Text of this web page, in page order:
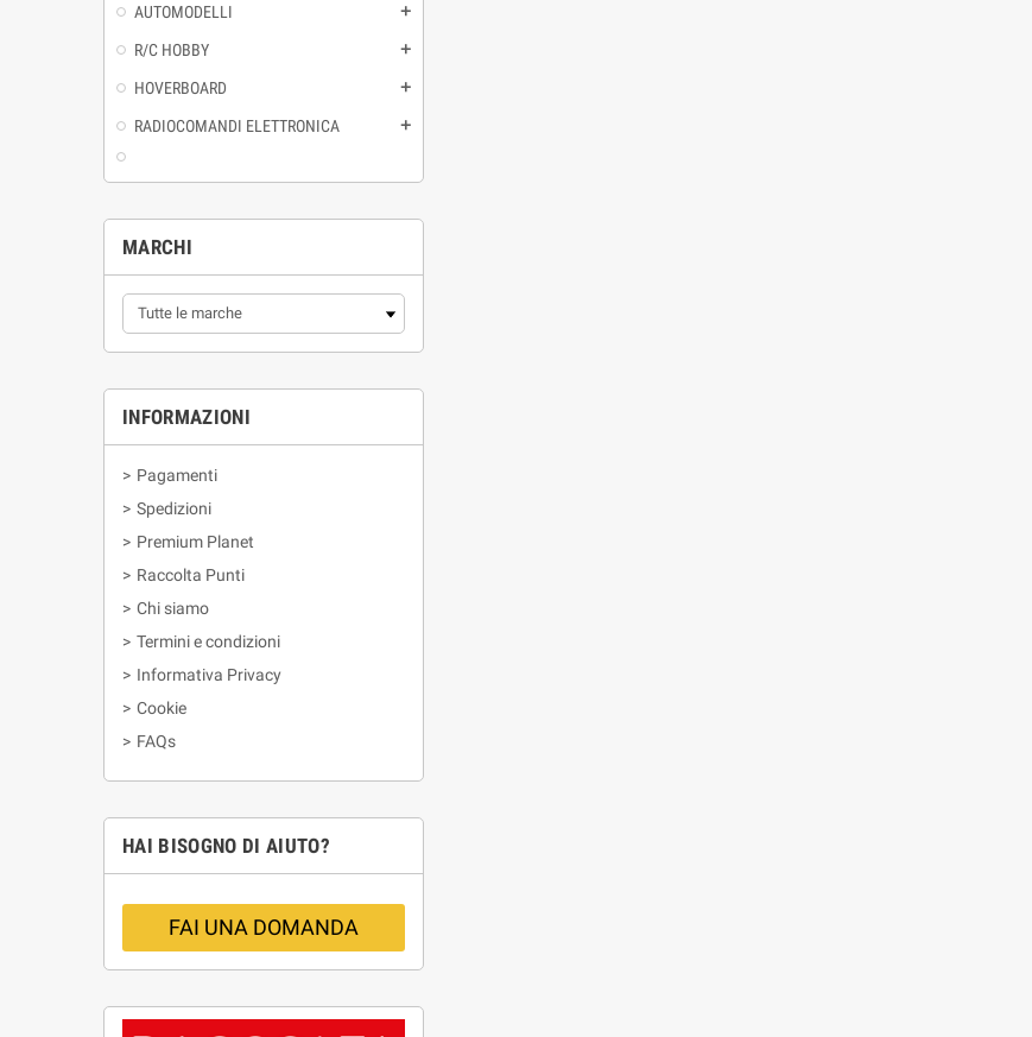
AUTOMODELLI
R/C HOBBY
HOVERBOARD
RADIOCOMANDI ELETTRONICA
MARCHI
INFORMAZIONI
> Pagamenti
> Spedizioni
> Premium Planet
> Raccolta Punti
> Chi siamo
> Termini e condizioni
> Informativa Privacy
> Cookie
> FAQs
HAI BISOGNO DI AIUTO?
FAI UNA DOMANDA